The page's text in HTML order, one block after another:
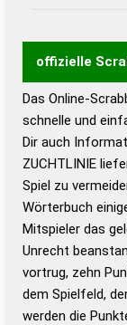
offizielle
Wortwurzel
Wortanalyse-
Gültigkeit
bestimmen!
Wörterbücher
Das Online-
schnelle und
Dir auch
ZUCHTLINIE
Spiel zu
Wörterbuch
Mitspieler das
Unrecht
vortrug, zehn
dem Spielfeld,
werden die